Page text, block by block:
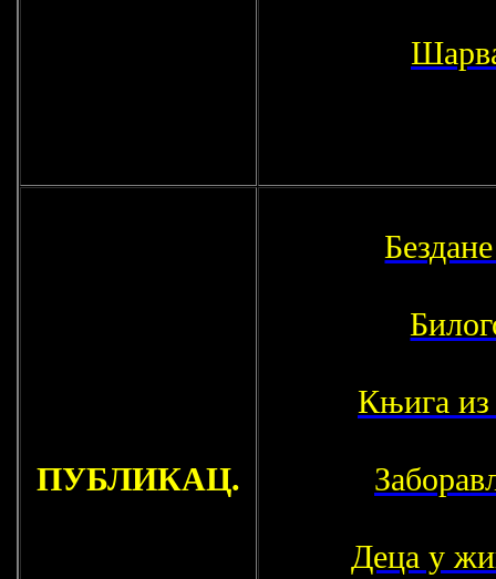
ПУБЛИКАЦ.
Књига
Деца у